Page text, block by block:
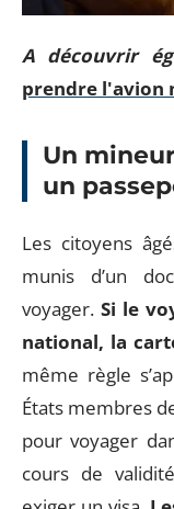
A découvrir
prendre l'avion
Un
un
Les citoyens
munis d’un
voyager. Si le
national, la
même règle
États membres
pour voyager
cours de